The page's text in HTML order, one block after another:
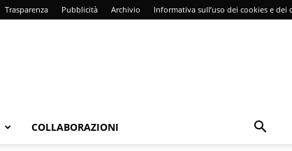
Trasparenza Pubblicità Archivio Informativa sull’uso dei cookies e dei
COLLABORAZIONI